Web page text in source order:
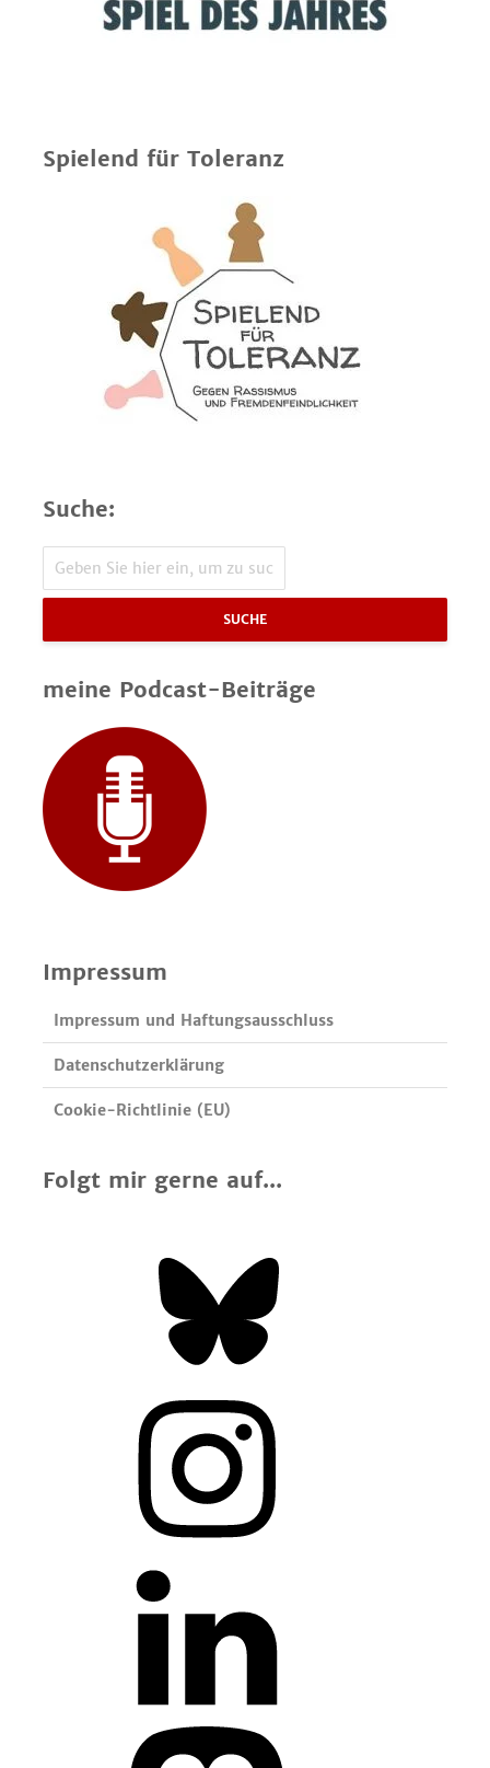
Spielend für Toleranz
Suche:
SUCHE
meine Podcast-Beiträge
Impressum
Impressum und Haftungsausschluss
Datenschutzerklärung
Cookie-Richtlinie (EU)
Folgt mir gerne auf...